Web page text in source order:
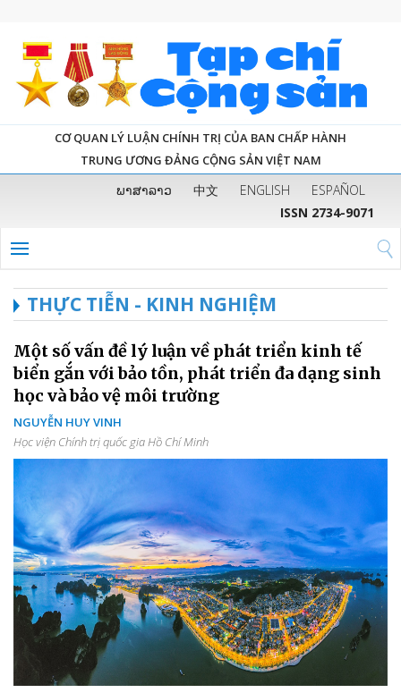
CƠ QUAN LÝ LUẬN CHÍNH TRỊ CỦA BAN CHẤP HÀNH
TRUNG ƯƠNG ĐẢNG CỘNG SẢN VIỆT NAM
ພາສາລາວ 中文 ENGLISH
ESPAÑOL
ISSN 2734-9071
THỰC TIỄN - KINH NGHIỆM
Một số vấn đề lý luận về phát triển kinh tế
biển gắn với bảo tồn, phát triển đa dạng sinh
học và bảo vệ môi trường
NGUYỄN HUY VINH
Học viện Chính trị quốc gia Hồ Chí Minh